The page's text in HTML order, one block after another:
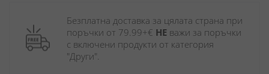
Безплатна доставка за цялата страна при
поръчки от 79.99+€ НЕ важи за поръчки
с включени продукти от категория
"Други".